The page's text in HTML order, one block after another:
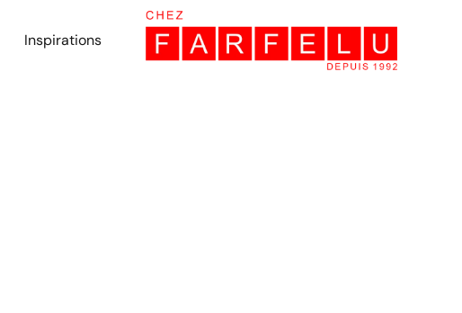
Inspirations